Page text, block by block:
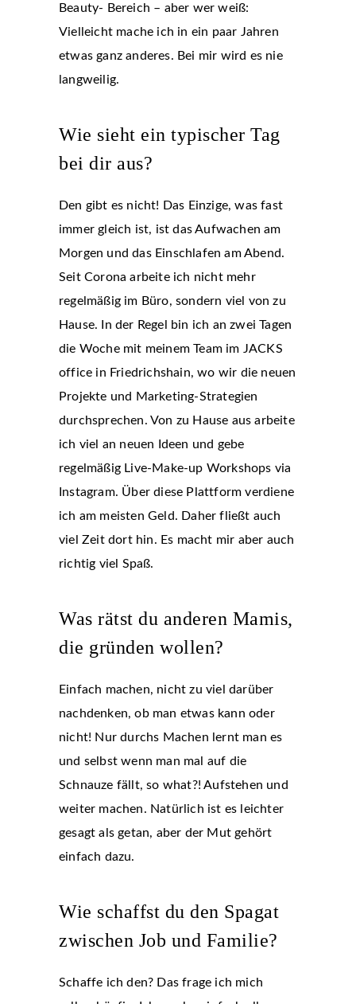
Beauty- Bereich – aber wer weiß:
Vielleicht mache ich in ein paar Jahren
etwas ganz anderes. Bei mir wird es nie
langweilig.
Wie sieht ein typischer Tag
bei dir aus?
Den gibt es nicht! Das Einzige, was fast
immer gleich ist, ist das Aufwachen am
Morgen und das Einschlafen am Abend.
Seit Corona arbeite ich nicht mehr
regelmäßig im Büro, sondern viel von zu
Hause. In der Regel bin ich an zwei Tagen
die Woche mit meinem Team im JACKS
office in Friedrichshain, wo wir die neuen
Projekte und Marketing-Strategien
durchsprechen. Von zu Hause aus arbeite
ich viel an neuen Ideen und gebe
regelmäßig Live-Make-up Workshops via
Instagram. Über diese Plattform verdiene
ich am meisten Geld. Daher fließt auch
viel Zeit dort hin. Es macht mir aber auch
richtig viel Spaß.
Was rätst du anderen Mamis,
die gründen wollen?
Einfach machen, nicht zu viel darüber
nachdenken, ob man etwas kann oder
nicht! Nur durchs Machen lernt man es
und selbst wenn man mal auf die
Schnauze fällt, so what?! Aufstehen und
weiter machen. Natürlich ist es leichter
gesagt als getan, aber der Mut gehört
einfach dazu.
Wie schaffst du den Spagat
zwischen Job und Familie?
Schaffe ich den? Das frage ich mich